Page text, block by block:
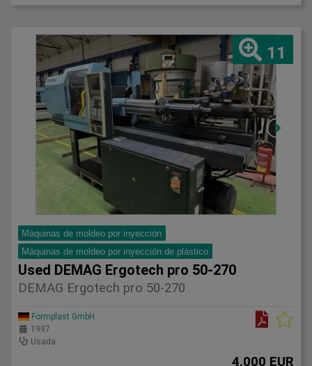
11
Máquinas de moldeo por inyección
Máquinas de moldeo por inyección de plástico
Used DEMAG Ergotech pro 50-270
DEMAG Ergotech pro 50-270
Formplast GmbH
1997
Usada
4.000 EUR